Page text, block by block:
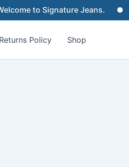
to Signature Jeans.
Policy Shop